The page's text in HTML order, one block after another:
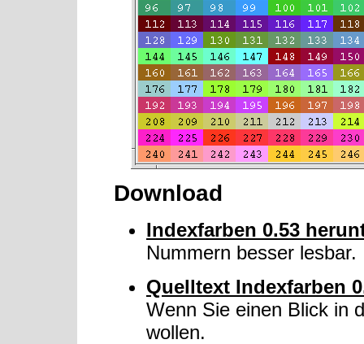
Download
Indexfarben 0.53
Nummern besser lesbar.
Quelltext Indexfarben
Wenn Sie einen Blick in
wollen.